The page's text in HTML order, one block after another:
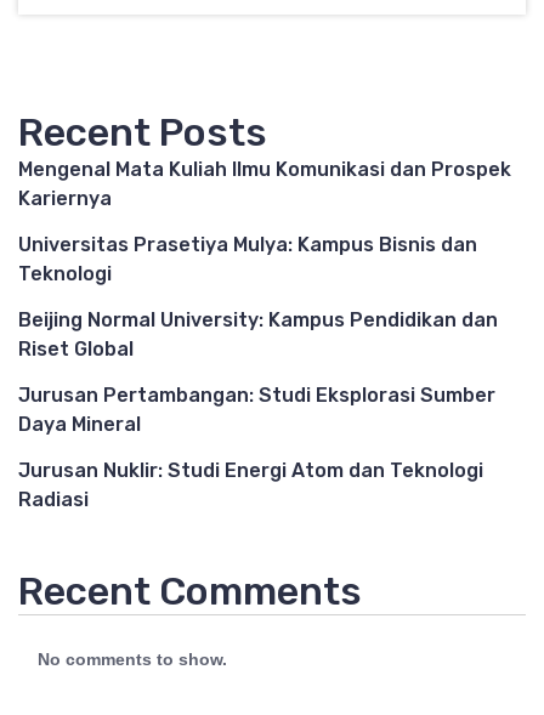
Recent Posts
Mengenal Mata Kuliah Ilmu Komunikasi dan Prospek
Kariernya
Universitas Prasetiya Mulya: Kampus Bisnis dan
Teknologi
Beijing Normal University: Kampus Pendidikan dan
Riset Global
Jurusan Pertambangan: Studi Eksplorasi Sumber
Daya Mineral
Jurusan Nuklir: Studi Energi Atom dan Teknologi
Radiasi
Recent Comments
No comments to show.